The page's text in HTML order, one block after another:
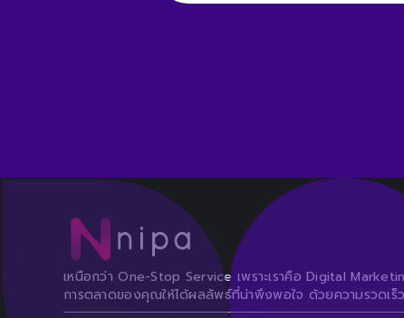
เหนือกว่า One-Stop Service เพราะเราคือ Digital
การตลาดของคุณให้ได้ผลลัพธ์ที่น่าพึงพอใจ ด้วยความรวดเร็